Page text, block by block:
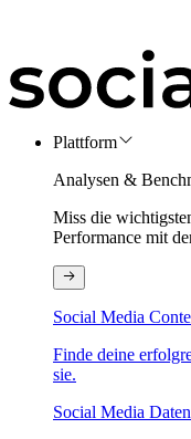
Plattform
Analysen &
Miss die
Performance mit
Social Media
Finde deine
sie.
Social Media